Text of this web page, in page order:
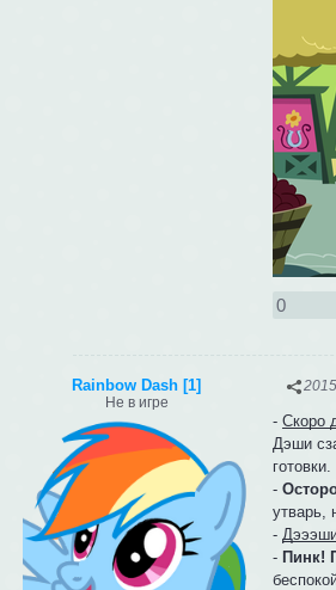
0
Rainbow Dash [1]
Не в игре
-Скоро
Дэши
готовки.
-
утварь,
-
- Пинк!